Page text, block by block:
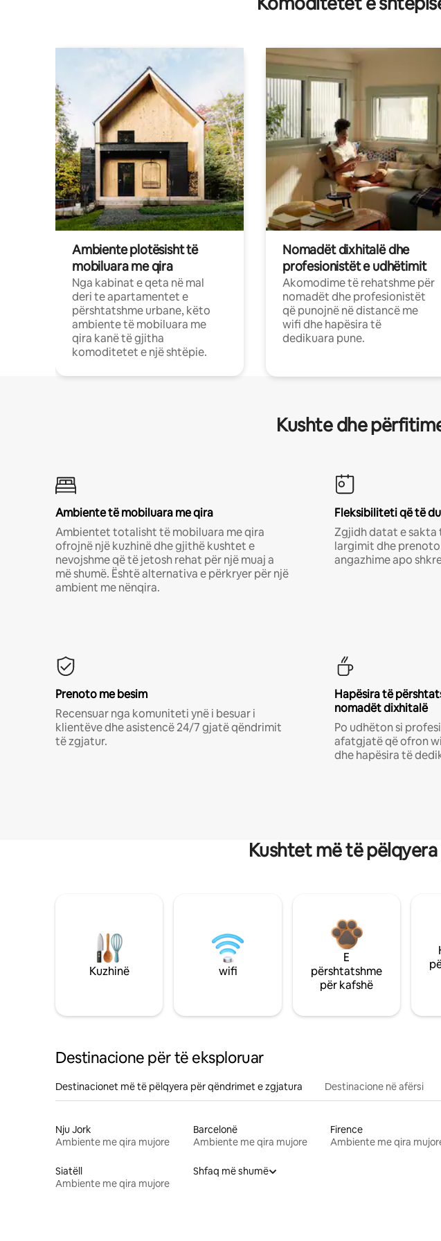
Ambiente plotësisht të
mobiluara me qira
Nga kabinat e qeta në mal
deri te apartamentet e
përshtatshme urbane, këto
ambiente të mobiluara me
qira kanë të gjitha
komoditetet e një shtëpie.
Nomadët dixhitalë dhe
profesionistët e udhëtimit
Akomodime të rehatshme për
nomadët dhe profesionistët
që punojnë në distancë me
wifi dhe hapësira të
dedikuara pune.
Kushte dhe
Ambiente të mobiluara me qira
Ambientet totalisht të mobiluara me qira
ofrojnë një kuzhinë dhe gjithë kushtet e
nevojshme që të jetosh rehat për një muaj a
më shumë. Është alternativa e përkryer për një
ambient me nënqira.
Fleksibiliteti që të
Zgjidh datat e sakta
largimit dhe
angazhime apo
Prenoto me besim
Recensuar nga komuniteti ynë i besuar i
klientëve dhe asistencë 24/7 gjatë qëndrimit
të zgjatur.
Hapësira të
nomadët dixhitalë
Po udhëton si
afatgjatë që ofron
dhe hapësira të
Kushtet më të
Kuzhinë wifi
E
përshtatshme
për kafshë
Destinacione për të eksploruar
Destinacionet më të pëlqyera për qëndrimet e zgjatura Destinacione në afërsi
Nju Jork
Ambiente me qira mujore
Barcelonë
Ambiente me qira mujore
Firence
Ambiente me qira
Siatëll
Ambiente me qira mujore
Shfaq më shumë